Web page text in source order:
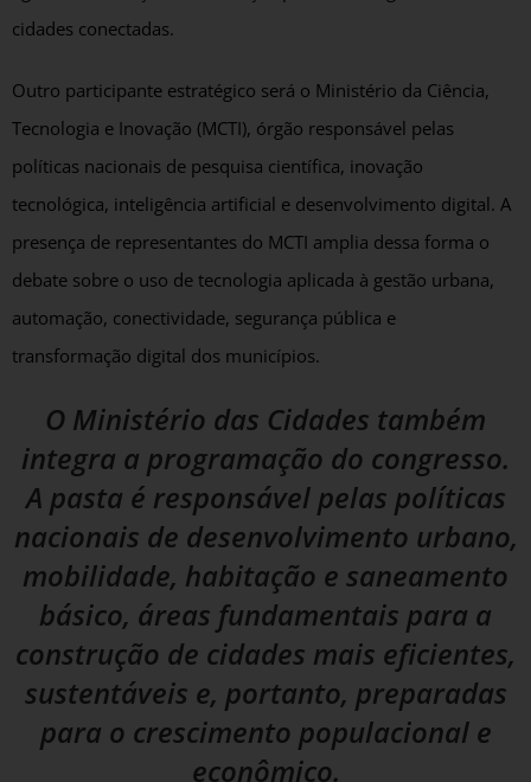
cidades conectadas.
Outro participante estratégico será o Ministério da Ciência,
Tecnologia e Inovação (MCTI), órgão responsável pelas
políticas nacionais de pesquisa científica, inovação
tecnológica, inteligência artificial e desenvolvimento digital. A
presença de representantes do MCTI amplia dessa forma o
debate sobre o uso de tecnologia aplicada à gestão urbana,
automação, conectividade, segurança pública e
transformação digital dos municípios.
O Ministério das Cidades também
integra a programação do congresso.
A pasta é responsável pelas políticas
nacionais de desenvolvimento urbano,
mobilidade, habitação e saneamento
básico, áreas fundamentais para a
construção de cidades mais eficientes,
sustentáveis e, portanto, preparadas
para o crescimento populacional e
econômico.